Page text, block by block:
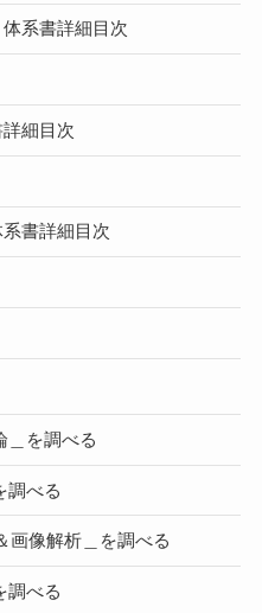
系書詳細目次
細目次
書詳細目次
＿を調べる
調べる
画像解析＿を調べる
調べる